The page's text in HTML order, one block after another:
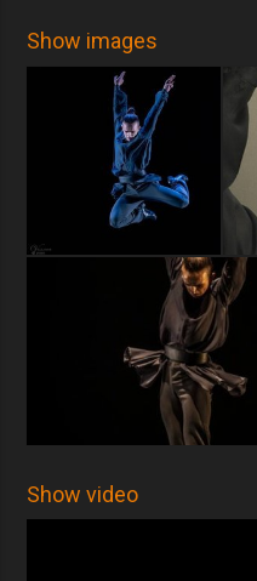
Show images
Show video